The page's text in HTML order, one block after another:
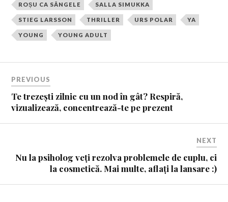
ROȘU CA SÂNGELE SALLA SIMUKKA
STIEG LARSSON THRILLER URS POLAR YA
YOUNG YOUNG ADULT
PREVIOUS
Te trezești zilnic cu un nod în gât? Respiră,
vizualizează, concentrează-te pe prezent
NEXT
Nu la psiholog veți rezolva problemele de cuplu, ci
la cosmetică. Mai multe, aflați la lansare :)